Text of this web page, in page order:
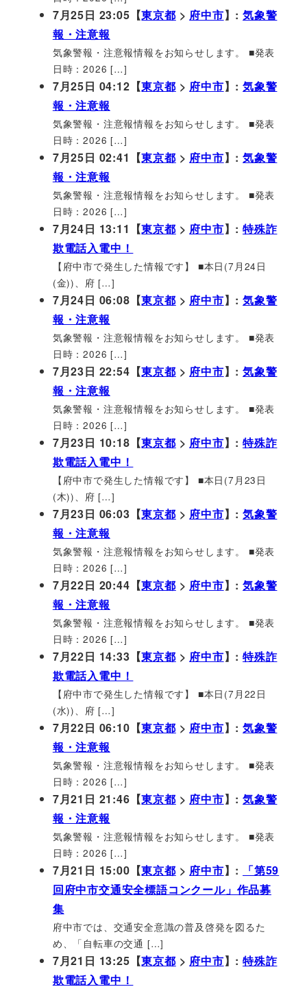
7月25日 23:05【東京都 > 府中市】:気象警
報・注意報
気象警報・注意報情報をお知らせします。 ■発表
日時：2026 […]
7月25日 04:12【東京都 > 府中市】:気象警
報・注意報
気象警報・注意報情報をお知らせします。 ■発表
日時：2026 […]
7月25日 02:41【東京都 > 府中市】:気象警
報・注意報
気象警報・注意報情報をお知らせします。 ■発表
日時：2026 […]
7月24日 13:11【東京都 > 府中市】:特殊詐
欺電話入電中！
【府中市で発生した情報です】 ■本日(7月24日
(金))、府 […]
7月24日 06:08【東京都 > 府中市】:気象警
報・注意報
気象警報・注意報情報をお知らせします。 ■発表
日時：2026 […]
7月23日 22:54【東京都 > 府中市】:気象警
報・注意報
気象警報・注意報情報をお知らせします。 ■発表
日時：2026 […]
7月23日 10:18【東京都 > 府中市】:特殊詐
欺電話入電中！
【府中市で発生した情報です】 ■本日(7月23日
(木))、府 […]
7月23日 06:03【東京都 > 府中市】:気象警
報・注意報
気象警報・注意報情報をお知らせします。 ■発表
日時：2026 […]
7月22日 20:44【東京都 > 府中市】:気象警
報・注意報
気象警報・注意報情報をお知らせします。 ■発表
日時：2026 […]
7月22日 14:33【東京都 > 府中市】:特殊詐
欺電話入電中！
【府中市で発生した情報です】 ■本日(7月22日
(水))、府 […]
7月22日 06:10【東京都 > 府中市】:気象警
報・注意報
気象警報・注意報情報をお知らせします。 ■発表
日時：2026 […]
7月21日 21:46【東京都 > 府中市】:気象警
報・注意報
気象警報・注意報情報をお知らせします。 ■発表
日時：2026 […]
7月21日 15:00【東京都 > 府中市】:
「第59
回府中市交通安全標語コンクール」作品募
集
府中市では、交通安全意識の普及啓発を図るた
め、「自転車の交通 […]
7月21日 13:25【東京都 > 府中市】:特殊詐
欺電話入電中！